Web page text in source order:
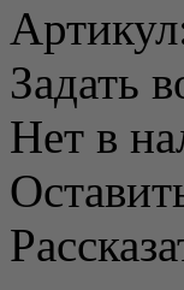
Задать
Нет в